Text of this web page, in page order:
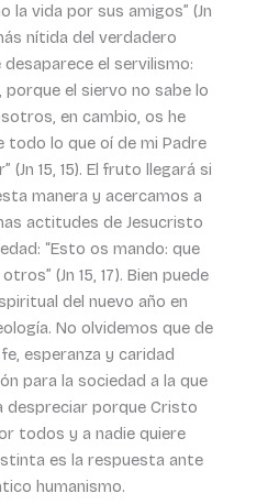
la vida por sus amigos” (Jn
nítida del verdadero
el servilismo:
porque el siervo no sabe lo
en cambio, os he
todo lo que oí de mi Padre
(Jn 15, 15). El fruto llegará si
manera y acercamos a
actitudes de Jesucristo
“Esto os mando: que
(Jn 15, 17). Bien puede
del nuevo año en
No olvidemos que de
esperanza y caridad
para la sociedad a la que
despreciar porque Cristo
todos y a nadie quiere
es la respuesta ante
humanismo.